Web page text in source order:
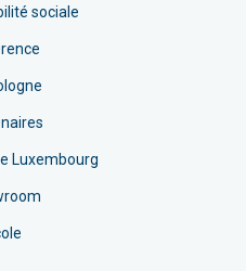
sociale
Luxembourg